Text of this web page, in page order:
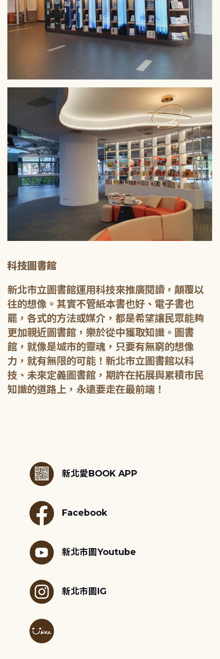
科技圖書館
新北市立圖書館運用科技來推廣閱讀，顛覆以
往的想像。其實不管紙本書也好、電子書也
罷，各式的方法或媒介，都是希望讓民眾能夠
更加親近圖書館，樂於從中獲取知識。圖書
館，就像是城市的靈魂，只要有無窮的想像
力，就有無限的可能！新北市立圖書館以科
技、未來定義圖書館，期許在拓展與累積市民
知識的道路上，永遠要走在最前端！
新北愛BOOK APP
Facebook
新北市圖Youtube
新北市圖IG